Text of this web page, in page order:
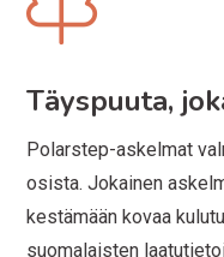
Täyspuuta,
Polarstep-askelmat
osista. Jokainen
kestämään kovaa
suomalaisten